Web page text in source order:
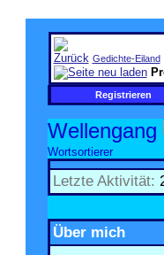
Gedichte-Eiland
Registrieren
Wellengang
Wortsortierer
Letzte Aktivität:
Über mich